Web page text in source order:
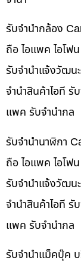
รับจำนำกล้อง
ถือ ไอแพค ไอโฟ
รับจํานําแจ้งวัฒน
จำนำสินค้าไอที รั
แพค รับจำนำกล
รับจำนำนาฬิกา
ถือ ไอแพค ไอโฟ
รับจํานําแจ้งวัฒน
จำนำสินค้าไอที รั
แพค รับจำนำกล
รับจำนำแม็คบุ๊ค บ